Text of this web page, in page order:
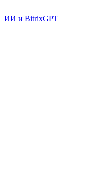
ИИ и BitrixGPT